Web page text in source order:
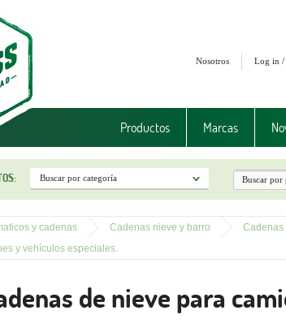
Log in /
Nosotros
Productos Marcas
y cadenas Cadenas nieve y barro Cadenas
y vehículos especiales.
de nieve para